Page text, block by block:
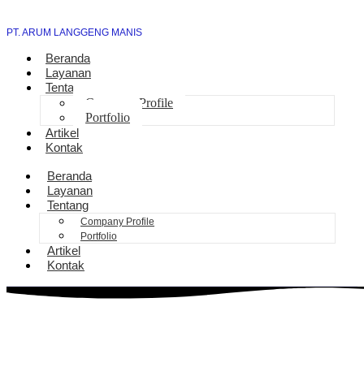
PT. ARUM LANGGENG MANIS
Beranda
Layanan
Tentang
Company Profile
Portfolio
Artikel
Kontak
Beranda
Layanan
Tentang
Company Profile
Portfolio
Artikel
Kontak